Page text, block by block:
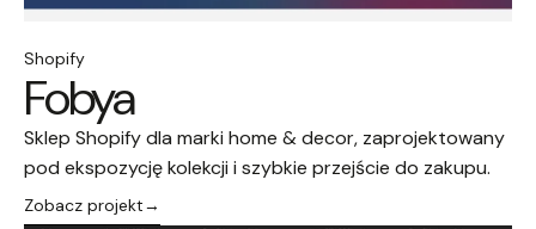
Shopify
Fobya
Sklep Shopify dla marki home & decor, zaprojektowany
pod ekspozycję kolekcji i szybkie przejście do zakupu.
Zobacz projekt→